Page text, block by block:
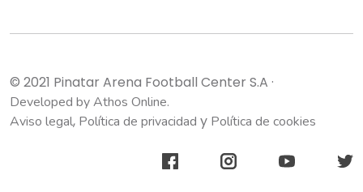
© 2021 Pinatar Arena Football Center S.A ·
Developed by Athos Online.
Aviso legal, Política de privacidad y Política de cookies